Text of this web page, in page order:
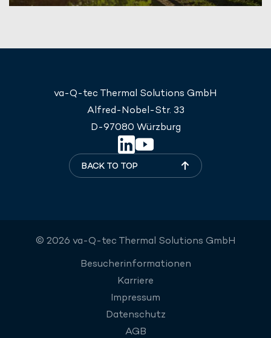
va-Q-tec Thermal Solutions GmbH
Alfred-Nobel-Str. 33
D-97080 Würzburg
BACK TO TOP
© 2026 va-Q-tec Thermal Solutions GmbH
Besucherinformationen
Karriere
Impressum
Datenschutz
AGB